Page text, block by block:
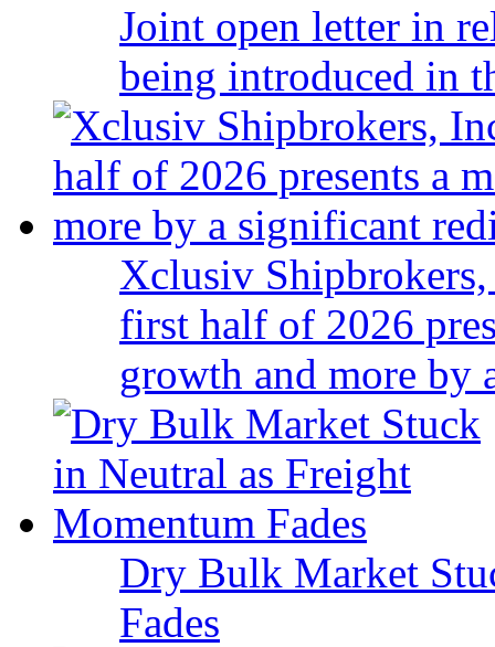
Joint open letter in
being introduced in
Xclusiv
first half of 2026
growth and more
Dry Bulk Market
Fades